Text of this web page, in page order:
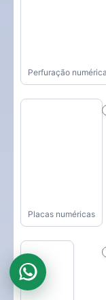
Perfuração numérica
Placas numéricas